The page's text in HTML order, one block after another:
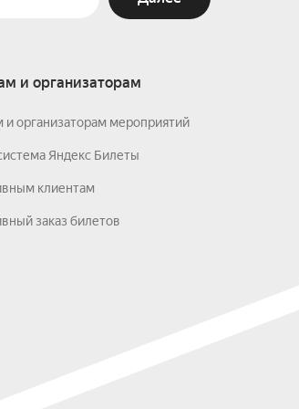
и организаторам
и организаторам мероприятий
Яндекс Билеты
клиентам
заказ билетов